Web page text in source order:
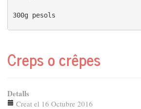
300g pesols
100 g buti negra
fulles menta
Creps o crêpes
Detalls
Creat el 16 Octubre 2016